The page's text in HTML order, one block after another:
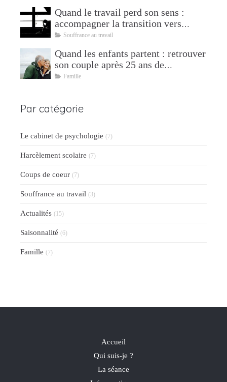
Quand le travail perd son sens :
accompagner la transition vers
l'après
Souffrance au travail
Quand les enfants partent : retrouver
son couple après 25 ans de
parentalité
Famille
Par catégorie
Le cabinet de psychologie (7)
Harcèlement scolaire (7)
Coups de coeur (7)
Souffrance au travail (3)
Actualités (15)
Saisonnalité (6)
Famille (7)
Accueil
Qui suis-je ?
La séance